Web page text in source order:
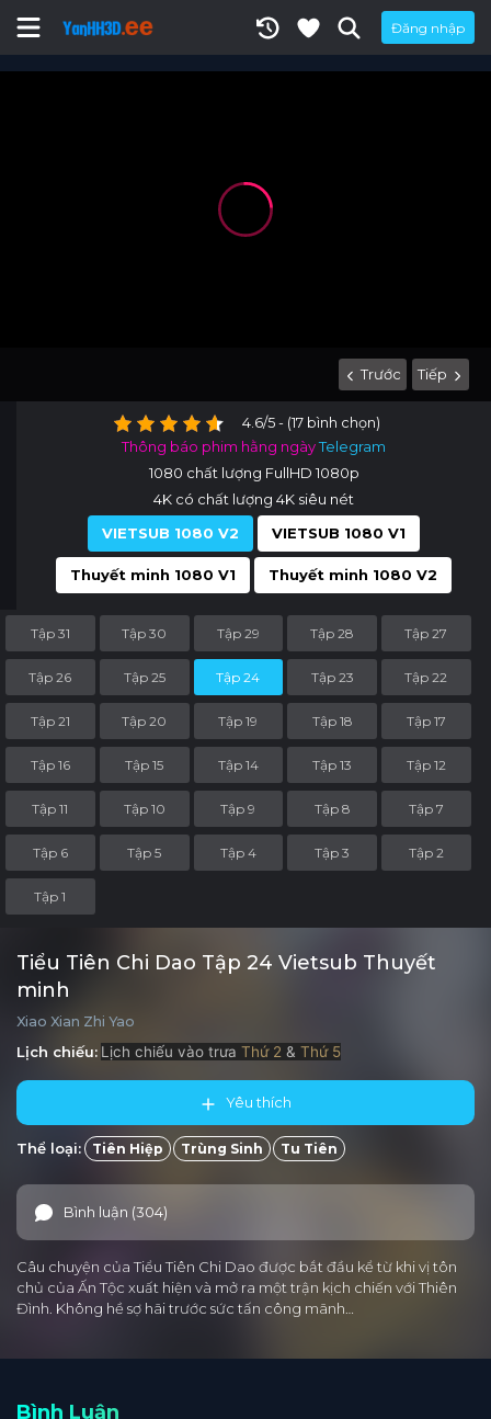
Đăng nhập
Trước Tiếp
4.6/5 - (17 bình chọn)
Thông báo phim hằng ngàyTelegram
1080 chất lượng FullHD 1080p
4K có chất lượng 4K siêu nét
VIETSUB 1080 V2
VIETSUB 1080 V1
Thuyết minh 1080 V1 Thuyết minh 1080 V2
Tập 31 Tập 30 Tập 29 Tập 28 Tập 27
Tập 26 Tập 25 Tập 24 Tập 23 Tập 22
Tập 21 Tập 20 Tập 19 Tập 18 Tập 17
Tập 16 Tập 15 Tập 14 Tập 13 Tập 12
Tập 11 Tập 10 Tập 9 Tập 8 Tập 7
Tập 6 Tập 5 Tập 4 Tập 3 Tập 2
Tập 1
Tiểu Tiên Chi Dao Tập 24 Vietsub Thuyết
minh
Xiao Xian Zhi Yao
Lịch chiếu: Lịch chiếu vào trưa Thứ 2 & Thứ 5
Yêu thích
Thể loại: Tiên Hiệp Trùng Sinh Tu Tiên
Bình luận (304)
Câu chuyện của Tiểu Tiên Chi Dao được bắt đầu kể từ khi vị tôn
chủ của Ấn Tộc xuất hiện và mở ra một trận kịch chiến với Thiên
Đình. Không hề sợ hãi trước sức tấn công mãnh…
Bình Luận